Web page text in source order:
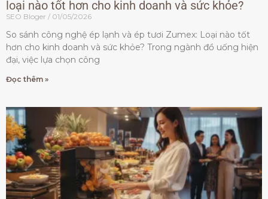
loại nào tốt hơn cho kinh doanh và sức khỏe?
SEO Bloger 01/05/2026
So sánh công nghệ ép lạnh và ép tươi Zumex: Loại nào tốt
hơn cho kinh doanh và sức khỏe? Trong ngành đồ uống hiện
đại, việc lựa chọn công
Đọc thêm »